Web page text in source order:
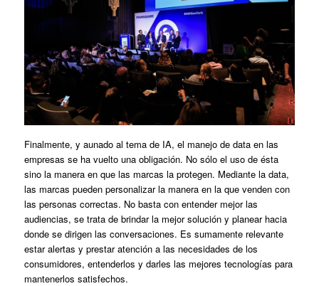
Finalmente, y aunado al tema de IA, el manejo de data en las
empresas se ha vuelto una obligación. No sólo el uso de ésta
sino la manera en que las marcas la protegen. Mediante la data,
las marcas pueden personalizar la manera en la que venden con
las personas correctas. No basta con entender mejor las
audiencias, se trata de brindar la mejor solución y planear hacia
donde se dirigen las conversaciones. Es sumamente relevante
estar alertas y prestar atención a las necesidades de los
consumidores, entenderlos y darles las mejores tecnologías para
mantenerlos satisfechos.